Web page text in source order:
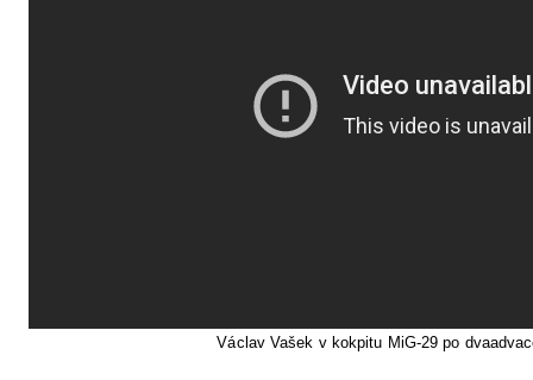
Václav Vašek v kokpitu MiG-29 po